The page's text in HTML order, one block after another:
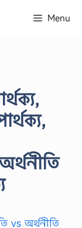
Menu